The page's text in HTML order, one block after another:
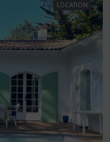
LOCATION